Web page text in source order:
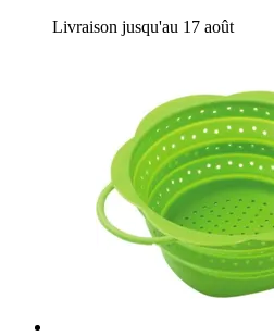
Livraison jusqu'au 17 août